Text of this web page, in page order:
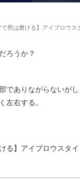
で男は磨ける】アイブロウス
ろうか？
でありながらないが
左右する。
る】アイブロウスタ